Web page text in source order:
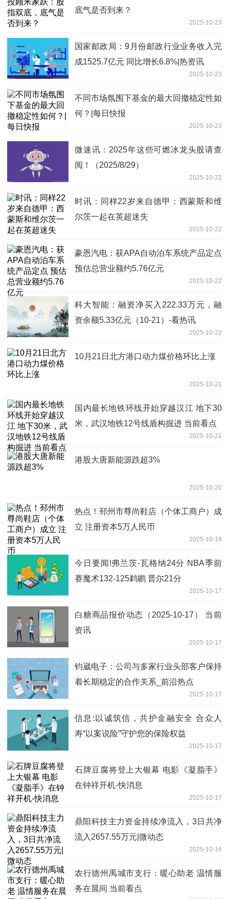
底气是否到来？
2025-10-23
国家邮政局：9月份邮政行业业务收入完
成1525.7亿元 同比增长6.8%|热资讯
2025-10-23
不同市场氛围下基金的最大回撤稳定性如
何？|每日快报
2025-10-23
微速讯：2025年这些可燃冰龙头股请查
阅！（2025/8/29）
2025-10-22
时讯：同样22岁来自德甲：西蒙斯和维
尔茨一起在英超迷失
2025-10-22
豪恩汽电：获APA自动泊车系统产品定点
预估总营业额约5.76亿元
2025-10-22
科大智能：融资净买入222.33万元，融
资余额5.33亿元（10-21）-看热讯
2025-10-22
10月21日北方港口动力煤价格环比上涨
2025-10-21
国内最长地铁环线开始穿越汉江 地下30
米，武汉地铁12号线盾构掘进 当前看点
2025-10-21
港股大唐新能源跌超3%
2025-10-20
热点！邳州市尊尚鞋店（个体工商户）成
立 注册资本5万人民币
2025-10-18
今日要闻!弗兰茨-瓦格纳24分 NBA季前
赛魔术132-125鹈鹕 普尔21分
2025-10-17
白糖商品报价动态（2025-10-17） 当前
资讯
2025-10-17
钧崴电子：公司与多家行业头部客户保持
着长期稳定的合作关系_前沿热点
2025-10-17
信息:以诚筑信，共护金融安全 合众人
寿“以案说险”守护您的保险权益
2025-10-17
石牌豆腐将登上大银幕 电影《凝脂手》
在钟祥开机-快消息
2025-10-17
鼎阳科技主力资金持续净流入，3日共净
流入2657.55万元|微动态
2025-10-16
农行德州禹城市支行：暖心助老 温情服
务在晨间 当前看点